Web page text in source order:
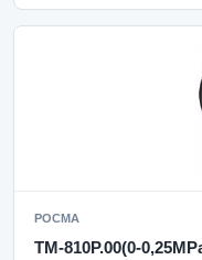
РОСМА
ТМ-810Р.00(0-